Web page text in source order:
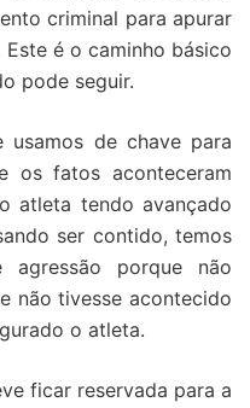
criminal para apurar
é o caminho básico
pode seguir.
usamos de chave para
os fatos aconteceram
atleta tendo avançado
ser contido, temos
porque não
não tivesse acontecido
o atleta.
ficar reservada para a